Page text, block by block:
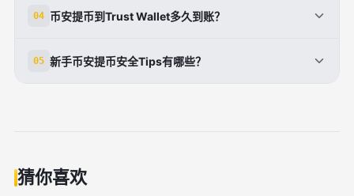
可24小时内联系客服取消。教训：首次小额测试（如1
有黑名单机制，疑似错误地址自动拦截。安全第一，宁
（如50 USDT）。验证分基本（手机/证件，10分钟）
码。首次大额提币人工审核24-48小时，后续即时。建
04 币安提币到Trust Wallet多久到账？
TRC20类似。ERC20高峰期1-2小时。步骤：Wallet创
05 新手币安提币安全Tips有哪些？
猜你喜欢